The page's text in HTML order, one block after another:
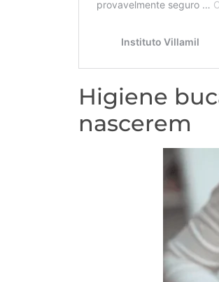
Higiene
nascerem